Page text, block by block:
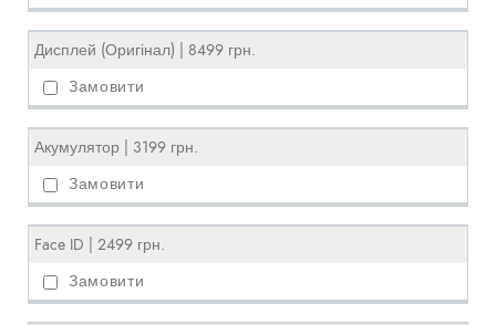
Дисплей (Оригінал) | 8499 грн.
Акумулятор | 3199 грн.
Face ID | 2499 грн.